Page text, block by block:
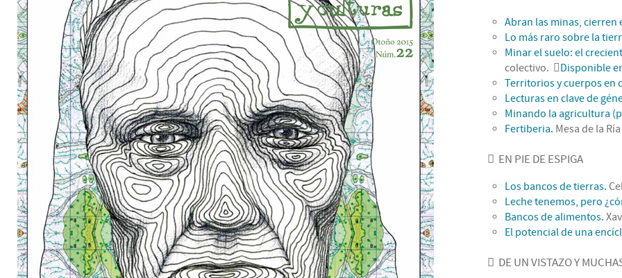
Abran las minas, cierren
Lo más raro sobre la
Minar el suelo: el
colectivo.
Disponible
Territorios y cuerpos en
Lecturas en clave de
Minando la agricultura
Fertiberia. Mesa de la
EN PIE DE ESPIGA
Los bancos de tierras.
Leche tenemos, pero
Bancos de alimentos.
El potencial de una
DE UN VISTAZO Y